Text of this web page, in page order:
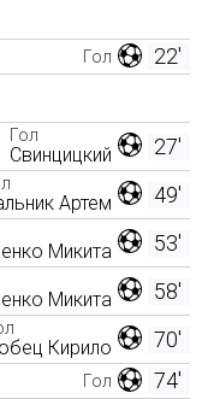
22'
Гол
27'
Гол
Свинцицкий
49'
Артем
53'
Микита
58'
Микита
70'
Кирило
74'
Гол